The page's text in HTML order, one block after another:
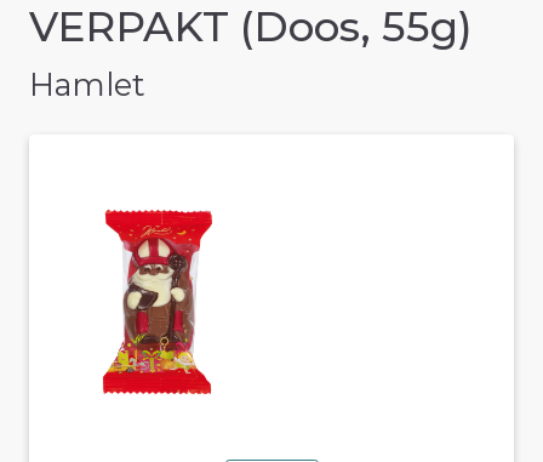
VERPAKT (Doos, 55g)
Hamlet